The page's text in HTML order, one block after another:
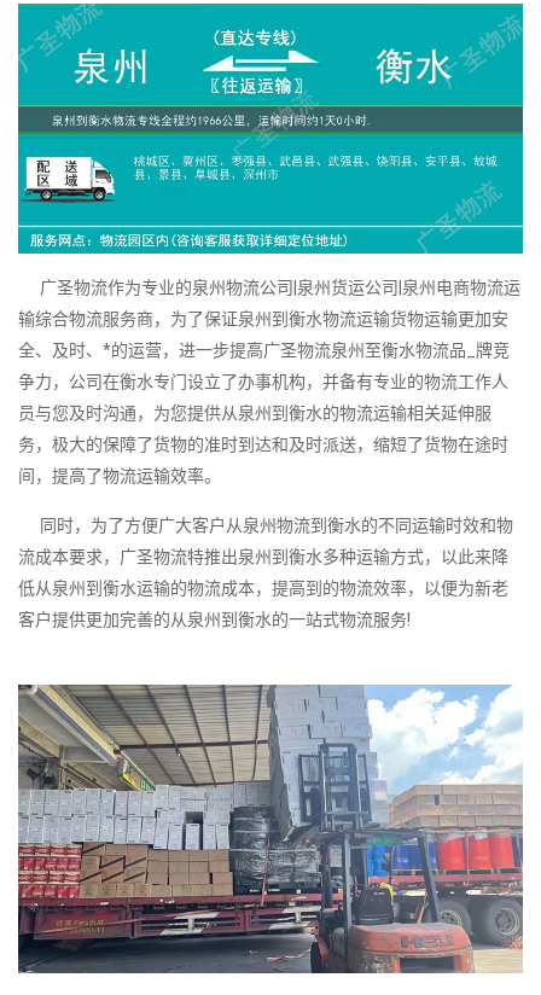
广圣物流作为专业的泉州物流公司|泉州货运公司|泉州电商物流运
输综合物流服务商，为了保证泉州到衡水物流运输货物运输更加安
全、及时、*的运营，进一步提高广圣物流泉州至衡水物流品_牌竞
争力，公司在衡水专门设立了办事机构，并备有专业的物流工作人
员与您及时沟通，为您提供从泉州到衡水的物流运输相关延伸服
务，极大的保障了货物的准时到达和及时派送，缩短了货物在途时
间，提高了物流运输效率。
同时，为了方便广大客户从泉州物流到衡水的不同运输时效和物
流成本要求，广圣物流特推出泉州到衡水多种运输方式，以此来降
低从泉州到衡水运输的物流成本，提高到的物流效率，以便为新老
客户提供更加完善的从泉州到衡水的一站式物流服务!